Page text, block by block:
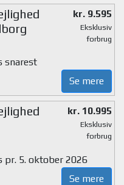
kr. 9.595
Eksklusiv
forbrug
snarest
Se mere
kr. 10.995
Eksklusiv
forbrug
pr. 5. oktober 2026
Se mere